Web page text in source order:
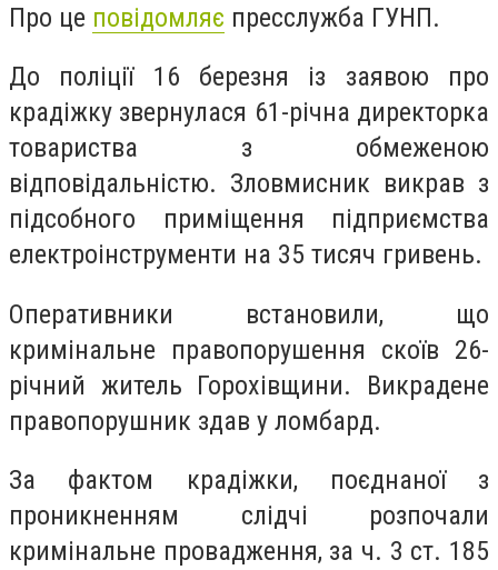
Про це повідомляє пресслужба ГУНП.
До поліції 16 березня із заявою про
крадіжку звернулася 61-річна директорка
товариства з обмеженою
відповідальністю. Зловмисник викрав з
підсобного приміщення підприємства
електроінструменти на 35 тисяч гривень.
Оперативники встановили, що
кримінальне правопорушення скоїв 26-
річний житель Горохівщини. Викрадене
правопорушник здав у ломбард.
За фактом крадіжки, поєднаної з
проникненням слідчі розпочали
кримінальне провадження, за ч. 3 ст. 185